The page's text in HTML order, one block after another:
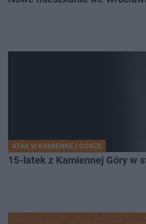
ATAK W KAMIENNEJ GÓRZE
15-latek z Kamiennej Góry w